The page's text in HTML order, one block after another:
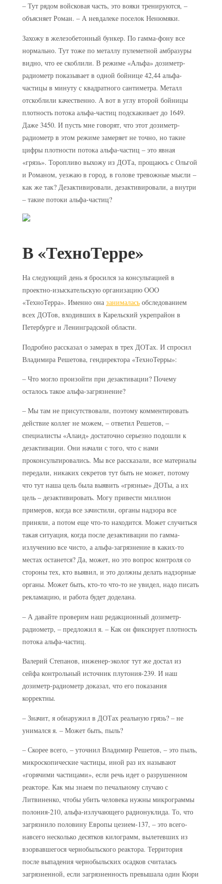
– Тут рядом войсковая часть, это вояки тренируются, –
объясняет Роман. – А невдалеке поселок Ненюмяки.
Захожу в железобетонный бункер. По гамма-фону все
нормально. Тут тоже по металлу пулеметной амбразуры
видно, что ее скоблили. В режиме «Альфа» дозиметр-
радиометр показывает в одной бойнице 42,44 альфа-
частицы в минуту с квадратного сантиметра. Металл
отскоблили качественно. А вот в углу второй бойницы
плотность потока альфа-частиц подскакивает до 1649.
Даже 3450. И пусть мне говорят, что этот дозиметр-
радиометр в этом режиме замеряет не точно, но такие
цифры плотности потока альфа-частиц – это явная
«грязь». Торопливо выхожу из ДОТа, прощаюсь с Ольгой
и Романом, уезжаю в город, в голове тревожные мысли –
как же так? Дезактивировали, дезактивировали, а внутри
– такие потоки альфа-частиц?
В «ТехноТерре»
На следующий день я бросился за консультацией в
проектно-изыскательскую организацию ООО
«ТехноТерра». Именно она занималасьобследованием
всех ДОТов, входивших в Карельский укрепрайон в
Петербурге и Ленинградской области.
Подробно рассказал о замерах в трех ДОТах. И спросил
Владимира Решетова, гендиректора «ТехноТерры»:
– Что могло произойти при дезактивации? Почему
осталось такое альфа-загрязнение?
– Мы там не присутствовали, поэтому комментировать
действие коллег не можем, – ответил Решетов, –
специалисты «Алаид» достаточно серьезно подошли к
дезактивации. Они начали с того, что с нами
проконсультировались. Мы все рассказали, все материалы
передали, никаких секретов тут быть не может, потому
что тут наша цель была выявить «грязные» ДОТы, а их
цель – дезактивировать. Могу привести миллион
примеров, когда все зачистили, органы надзора все
приняли, а потом еще что-то находится. Может случиться
такая ситуация, когда после дезактивации по гамма-
излучению все чисто, а альфа-загрязнение в каких-то
местах останется? Да, может, но это вопрос контроля со
стороны тех, кто выявил, и это должны делать надзорные
органы. Может быть, кто-то что-то не увидел, надо писать
рекламацию, и работа будет доделана.
– А давайте проверим наш редакционный дозиметр-
радиометр, – предложил я. – Как он фиксирует плотность
потока альфа-частиц.
Валерий Степанов, инженер-эколог тут же достал из
сейфа контрольный источник плутония-239. И наш
дозиметр-радиометр доказал, что его показания
корректны.
– Значит, я обнаружил в ДОТах реальную грязь? – не
унимался я. – Может быть, пыль?
– Скорее всего, – уточнил Владимир Решетов, – это пыль,
микроскопические частицы, иной раз их называют
«горячими частицами», если речь идет о разрушенном
реакторе. Как мы знаем по печальному случаю с
Литвиненко, чтобы убить человека нужны микрограммы
полония-210, альфа-излучающего радионуклида. То, что
загрязнило половину Европы цезием-137, – это всего-
навсего несколько десятков килограмм, вылетевших из
взорвавшегося чернобыльского реактора. Территория
после выпадения чернобыльских осадков считалась
загрязненной, если загрязненность превышала один Кюри